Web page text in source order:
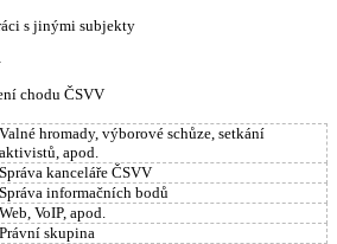
s jinými subjekty
chodu ČSVV
Valné hromady, výborové schůze, setkání
aktivistů, apod.
Správa kanceláře ČSVV
Správa informačních bodů
Web, VoIP, apod.
Právní skupina